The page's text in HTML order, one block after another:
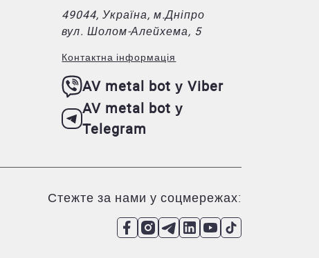
49044, Україна, м.Дніпро
вул. Шолом-Алейхема, 5
Контактна інформація
AV metal bot у Viber
AV metal bot у
Telegram
Стежте за нами у соцмережах: